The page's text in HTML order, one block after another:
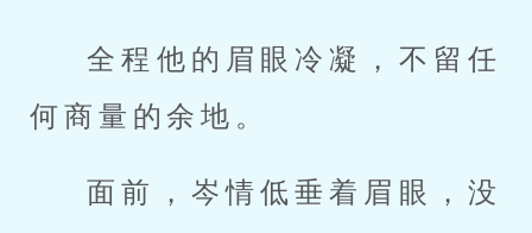
全程他的眉眼冷凝，不留任
何商量的余地。
面前，岑情低垂着眉眼，没